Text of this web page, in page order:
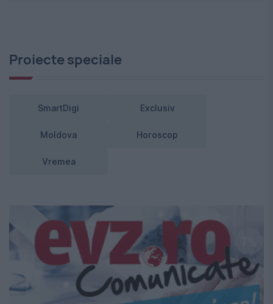
Proiecte speciale
SmartDigi Exclusiv
Moldova Horoscop
Vremea